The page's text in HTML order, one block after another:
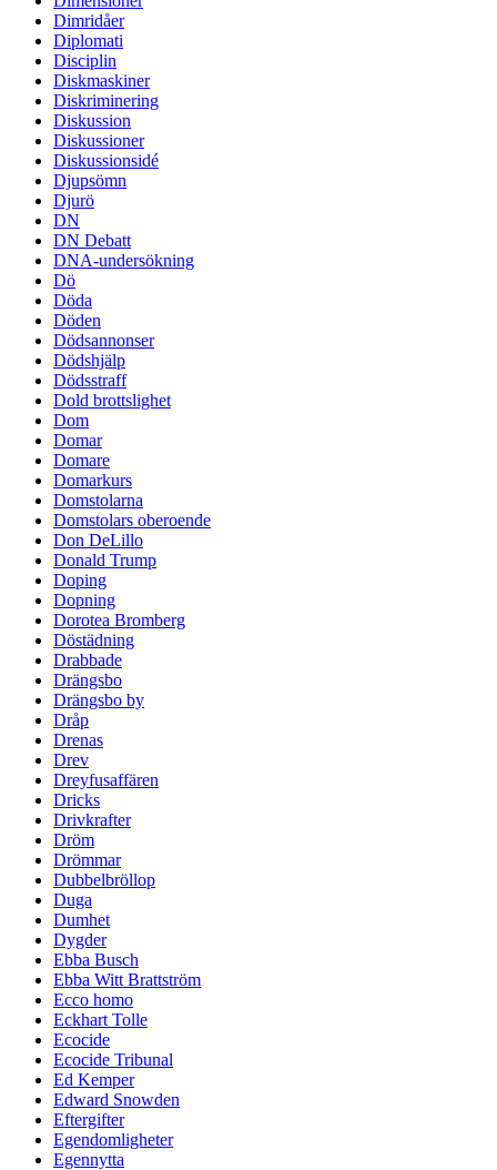
Dimridåer
Diplomati
Disciplin
Diskmaskiner
Diskriminering
Diskussion
Diskussioner
Diskussionsidé
Djupsömn
Djurö
DN
DN Debatt
DNA-undersökning
Dö
Döda
Döden
Dödsannonser
Dödshjälp
Dödsstraff
Dold brottslighet
Dom
Domar
Domare
Domarkurs
Domstolarna
Domstolars oberoende
Don DeLillo
Donald Trump
Doping
Dopning
Dorotea Bromberg
Döstädning
Drabbade
Drängsbo
Drängsbo by
Dråp
Drenas
Drev
Dreyfusaffären
Dricks
Drivkrafter
Dröm
Drömmar
Dubbelbröllop
Duga
Dumhet
Dygder
Ebba Busch
Ebba Witt Brattström
Ecco homo
Eckhart Tolle
Ecocide
Ecocide Tribunal
Ed Kemper
Edward Snowden
Eftergifter
Egendomligheter
Egennytta